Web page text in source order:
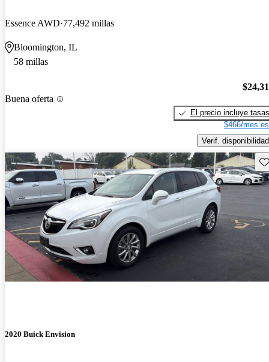
Essence AWD 77,492 millas
Bloomington, IL
58 millas
Buena oferta
El precio incluye tasas
$466/mes
Verif. disponibilidad
2020 Buick Envision